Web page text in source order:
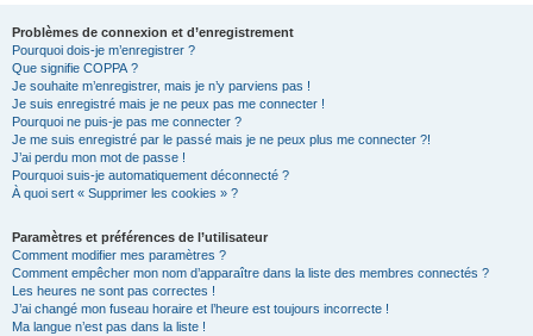
Problèmes de connexion et d’enregistrement
Pourquoi dois-je m’enregistrer ?
Que signifie COPPA ?
Je souhaite m’enregistrer, mais je n’y parviens pas !
Je suis enregistré mais je ne peux pas me connecter !
Pourquoi ne puis-je pas me connecter ?
Je me suis enregistré par le passé mais je ne peux plus me connecter ?!
J’ai perdu mon mot de passe !
Pourquoi suis-je automatiquement déconnecté ?
À quoi sert « Supprimer les cookies » ?
Paramètres et préférences de l’utilisateur
Comment modifier mes paramètres ?
Comment empêcher mon nom d’apparaître dans la liste des membres connectés ?
Les heures ne sont pas correctes !
J’ai changé mon fuseau horaire et l’heure est toujours incorrecte !
Ma langue n’est pas dans la liste !